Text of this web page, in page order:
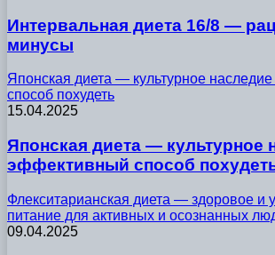
Интервальная диета 16/8 —
минусы
Японская диета — культурное
способ похудеть
15.04.2025
Японская диета — культурное
эффективный способ
Флекситарианская диета — здоровое и
питание для активных и осознанных
09.04.2025